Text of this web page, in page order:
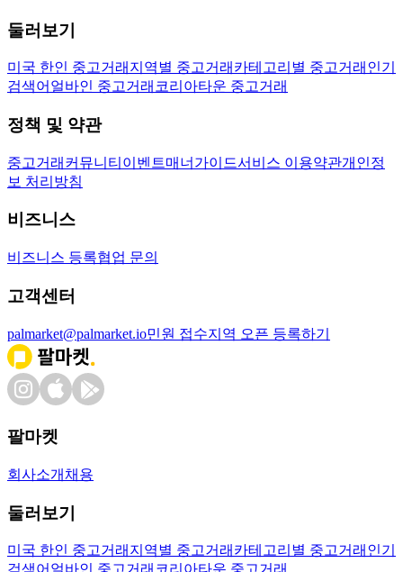
둘러보기
미국 한인 중고거래 지역별 중고거래 카테고리별 중고거래 인기
검색어 얼바인 중고거래 코리아타운 중고거래
정책 및 약관
중고거래 커뮤니티 이벤트매너가이드서비스 이용약관개인정
보 처리방침
비즈니스
비즈니스 등록협업 문의
고객센터
palmarket@palmarket.io민원 접수지역 오픈 등록하기
팔마켓
회사소개 채용
둘러보기
미국 한인 중고거래 지역별 중고거래 카테고리별 중고거래 인기